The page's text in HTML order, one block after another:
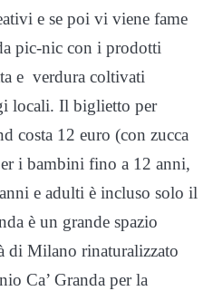
e se poi vi viene fame
pic-nic con i prodotti
e verdura coltivati
locali. Il biglietto per
costa 12 euro (con zucca
i bambini fino a 12 anni,
e adulti è incluso solo il
è un grande spazio
di Milano rinaturalizzato
Ca’ Granda per la